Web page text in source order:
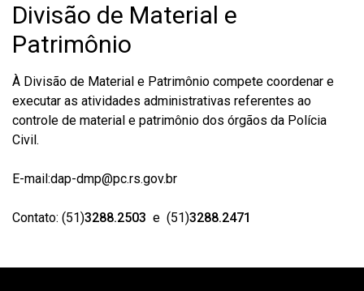
Divisão de Material e
Patrimônio
À Divisão de Material e Patrimônio compete coordenar e
executar as atividades administrativas referentes ao
controle de material e patrimônio dos órgãos da Polícia
Civil.
E-mail:dap-dmp@pc.rs.gov.br
Contato: (51)3288.2503 e (51)3288.2471